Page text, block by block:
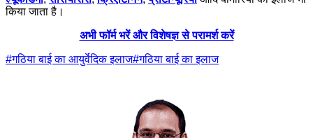
किया जाता है।
अभी फॉर्म भरें और विशेषज्ञ से परामर्श करें
#गठिया बाई का आयुर्वेदिक इलाज#गठिया बाई का इलाज